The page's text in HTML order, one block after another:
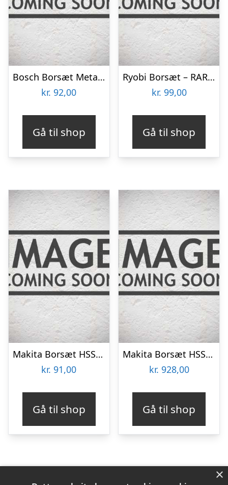
Bosch Borsæt Metal HSS-R/mur-/træbor 9stk – 2609255483
kr. 92,00
Gå til shop
Ryobi Borsæt – RAR404-4
kr. 99,00
Gå til shop
Makita Borsæt HSS-r Metal 13 Stk. – D-54075
kr. 91,00
Gå til shop
Makita Borsæt HSS-g 25.stk – P-73689
kr. 928,00
Gå til shop
×